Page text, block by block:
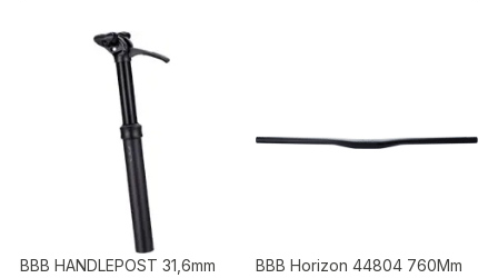
BBB HANDLEPOST 31,6mm
BBB Horizon 44804 760Mm